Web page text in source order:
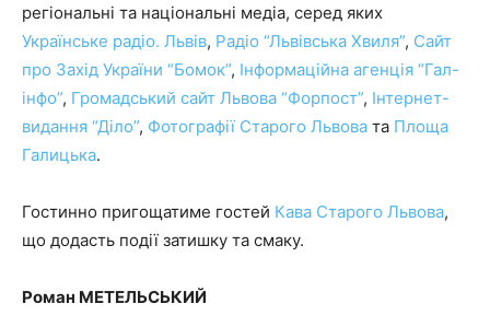
регіональні та національні медіа, серед яких
Українське радіо. Львів, Радіо “Львівська Хвиля”, Сайт
про Захід України “Бомок”, Інформаційна агенція “Гал-
інфо”, Громадський сайт Львова “Форпост”, Інтернет-
видання “Діло”, Фотографії Старого Львова та Площа
Галицька.
Гостинно пригощатиме гостей Кава Старого Львова,
що додасть події затишку та смаку.
Роман МЕТЕЛЬСЬКИЙ